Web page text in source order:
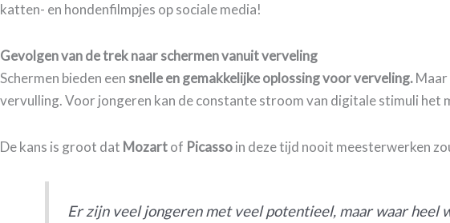
katten- en hondenfilmpjes op sociale media!
Gevolgen van de trek naar schermen vanuit verveling
Schermen bieden een snelle en gemakkelijke oplossing voor verveling.
vervulling. Voor jongeren kan de constante stroom van digitale stimuli het
De kans is groot dat Mozartof Picassoin deze tijd nooit meesterwerken
Er zijn veel jongeren met veel potentieel, maar waar heel